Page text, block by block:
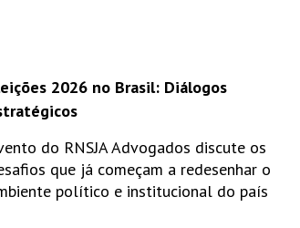
2026 no Brasil: Diálogos
do RNSJA Advogados discute os
que já começam a redesenhar o
político e institucional do país